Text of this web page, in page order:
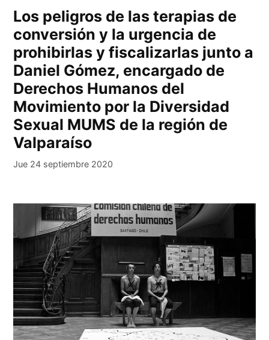
Los peligros de las terapias de
conversión y la urgencia de
prohibirlas y fiscalizarlas junto a
Daniel Gómez, encargado de
Derechos Humanos del
Movimiento por la Diversidad
Sexual MUMS de la región de
Valparaíso
Jue 24 septiembre 2020